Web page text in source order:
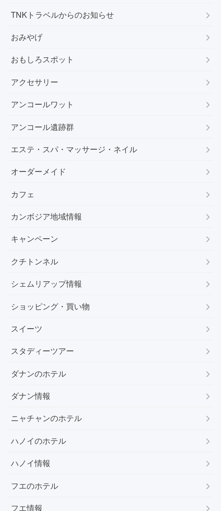
TNKトラベルからのお知らせ
おみやげ
おもしろスポット
アクセサリー
アンコールワット
アンコール遺跡群
エステ・スパ・マッサージ・ネイル
オーダーメイド
カフェ
カンボジア地域情報
キャンペーン
クチトンネル
シェムリアップ情報
ショッピング・買い物
スイーツ
スタディーツアー
ダナンのホテル
ダナン情報
ニャチャンのホテル
ハノイのホテル
ハノイ情報
フエのホテル
フエ情報